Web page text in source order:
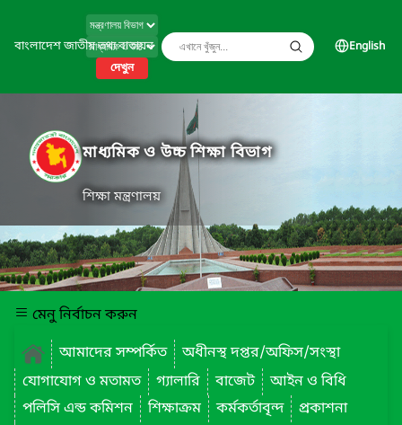
বাংলাদেশ জাতীয় তথ্য বাতায়ন
দেখুন
English
মাধ্যমিক ও উচ্চ শিক্ষা বিভাগ
শিক্ষা মন্ত্রণালয়
মেনু নির্বাচন করুন
আমাদের সম্পর্কিত
অধীনস্থ দপ্তর/অফিস/সংস্থা
যোগাযোগ ও মতামত
গ্যালারি বাজেট
আইন ও বিধি
পলিসি এন্ড কমিশন
শিক্ষাক্রম কর্মকর্তাবৃন্দ
প্রকাশনা